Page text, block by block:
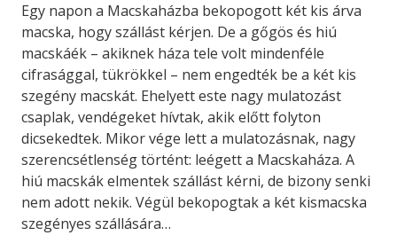
Egy napon a Macskaházba bekopogott két kis árva
macska, hogy szállást kérjen. De a gőgös és hiú
macskáék – akiknek háza tele volt mindenféle
cifrasággal, tükrökkel – nem engedték be a két kis
szegény macskát. Ehelyett este nagy mulatozást
csaplak, vendégeket hívtak, akik előtt folyton
dicsekedtek. Mikor vége lett a mulatozásnak, nagy
szerencsétlenség történt: leégett a Macskaháza. A
hiú macskák elmentek szállást kérni, de bizony senki
nem adott nekik. Végül bekopogtak a két kismacska
szegényes szállására…